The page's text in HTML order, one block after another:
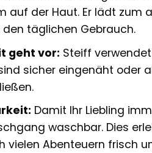
auf der Haut. Er lädt zum
täglichen Gebrauch.
geht vor: Steiff
sicher eingenäht oder
Damit Ihr Liebling
waschbar. Dies
vielen Abenteuern frisch